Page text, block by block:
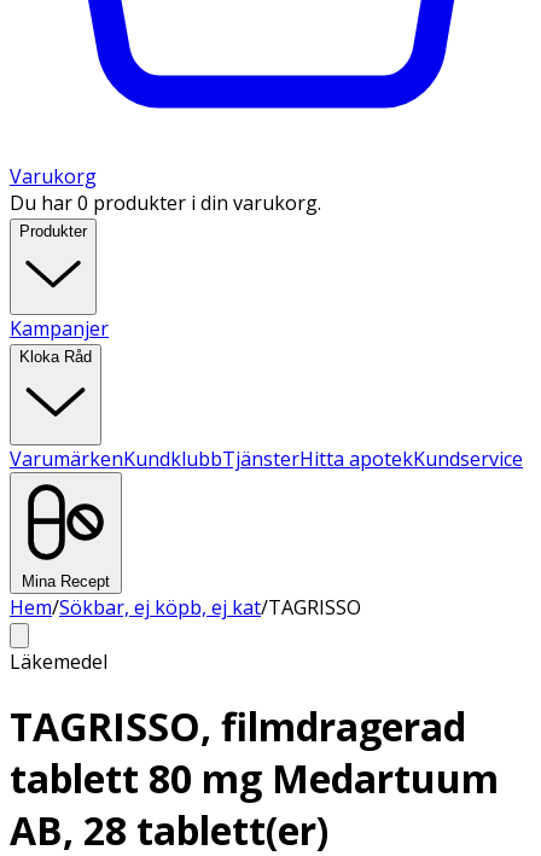
Varukorg
Du har 0 produkter i din varukorg.
Produkter
Kampanjer
Kloka Råd
VarumärkenKundklubbTjänsterHitta apotekKundservice
Mina Recept
Hem/Sökbar, ej köpb, ej kat/TAGRISSO
Läkemedel
TAGRISSO, filmdragerad
tablett 80 mg Medartuum
AB, 28 tablett(er)